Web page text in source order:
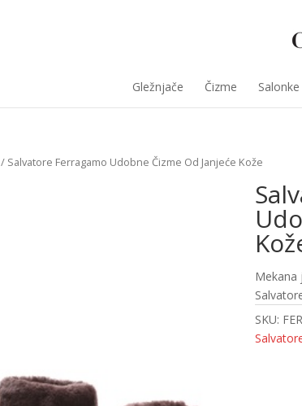
Gležnjače Čizme Salonke
/ Salvatore Ferragamo Udobne Čizme Od Janjeće Kože
Mekana
SKU: